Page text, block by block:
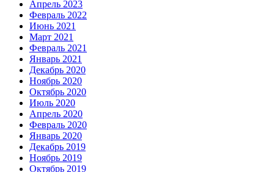
Апрель 2023
Февраль 2022
Июнь 2021
Март 2021
Февраль 2021
Январь 2021
Декабрь 2020
Ноябрь 2020
Октябрь 2020
Июль 2020
Апрель 2020
Февраль 2020
Январь 2020
Декабрь 2019
Ноябрь 2019
Октябрь 2019